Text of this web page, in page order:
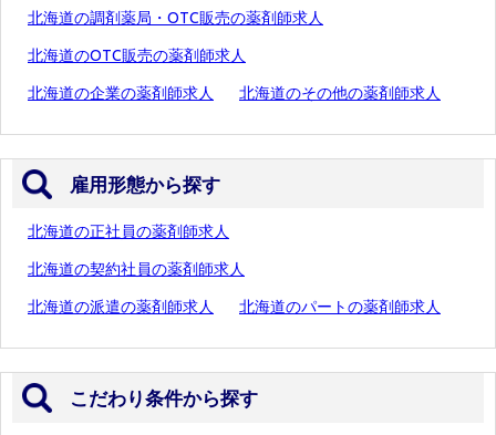
北海道の調剤薬局・OTC販売の薬剤師求人
北海道のOTC販売の薬剤師求人
北海道の企業の薬剤師求人 北海道のその他の薬剤師求人
雇用形態から探す
北海道の正社員の薬剤師求人
北海道の契約社員の薬剤師求人
北海道の派遣の薬剤師求人 北海道のパートの薬剤師求人
こだわり条件から探す